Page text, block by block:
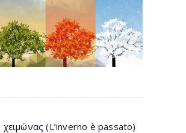
(L’inverno è passato)